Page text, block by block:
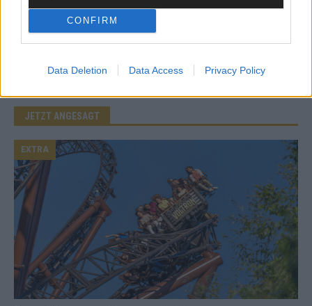
CONFIRM
Data Deletion Data Access Privacy Policy
Benachrichtige mich über nachfolgende Kommentare via E-
Benachrichtige mich über neue Beiträge via E-Mail.
JETZT ANGESAGT
EXTRA